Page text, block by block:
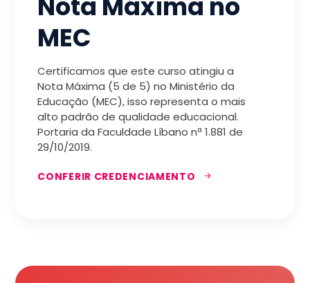
MEC
Certificamos que este curso atingiu a
Nota Máxima (5 de 5) no Ministério da
Educação (MEC), isso representa o mais
alto padrão de qualidade educacional.
Portaria da Faculdade Líbano nª 1.881 de
29/10/2019.
CONFERIR CREDENCIAMENTO